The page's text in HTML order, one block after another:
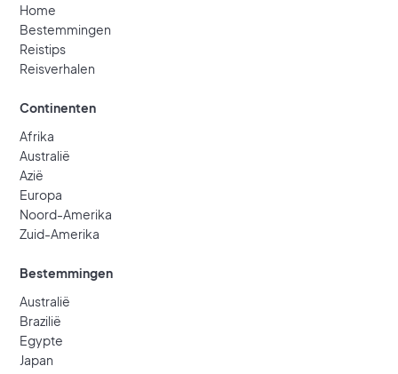
Home
Bestemmingen
Reistips
Reisverhalen
Continenten
Afrika
Australië
Azië
Europa
Noord-Amerika
Zuid-Amerika
Bestemmingen
Australië
Brazilië
Egypte
Japan